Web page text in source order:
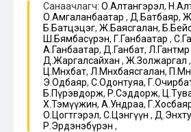
Санаачлагч: О.Алтангэрэл,
О.Амгаланбаатар , Д.Батбаяр,
Б.Батцэцэг, Ж.Баясгалан,
Ш.Бямбасүрэн, Г.Ганбаатар ,
А.Ганбаатар, Д.Ганбат, Л.Гантөмөр
Д.Жаргалсайхан , Ж.Золжаргал ,
Ц.Мөнхбат, Л.Мөнхбаясгалан,
Э.Одбаяр, С.Одонтуяа,
Б.Пүрэвдорж, Р.Сэддорж,
Х.Тэмүүжин, А.Ундраа,
О.Цогтгэрэл, С.Цэнгүүн ,
Р.Эрдэнэбүрэн ,